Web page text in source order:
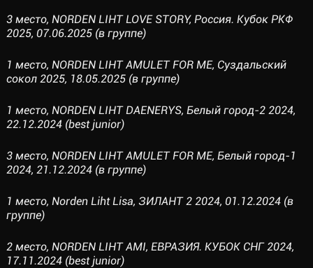
3 место, NORDEN LIHT LOVE STORY, Россия. Кубок РКФ
2025, 07.06.2025 (в группе)
1 место, NORDEN LIHT AMULET FOR ME, Суздальский
сокол 2025, 18.05.2025 (в группе)
1 место, NORDEN LIHT DAENERYS, Белый город-2 2024,
22.12.2024 (best junior)
3 место, NORDEN LIHT AMULET FOR ME, Белый город-1
2024, 21.12.2024 (в группе)
1 место, Norden Liht Lisa, ЗИЛАНТ 2 2024, 01.12.2024 (в
группе)
2 место, NORDEN LIHT AMI, ЕВРАЗИЯ. КУБОК СНГ 2024,
17.11.2024 (best junior)